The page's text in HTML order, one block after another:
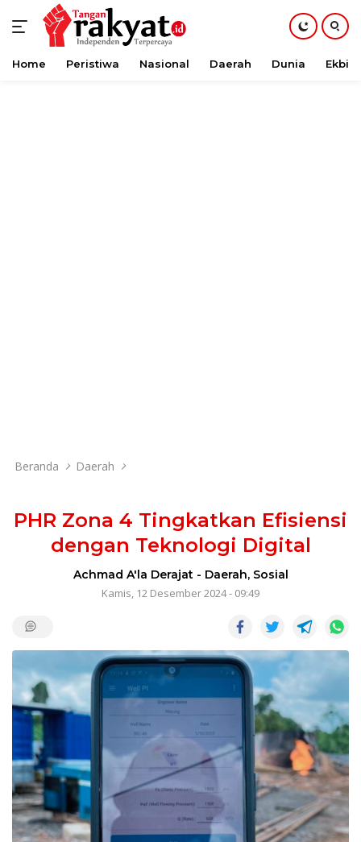
Langsung
Home Peristiwa Nasional Daerah Dunia Ekbis
Beranda Daerah
PHR Zona 4 Tingkatkan Efisiensi
dengan Teknologi Digital
Achmad A'la Derajat- Daerah, Sosial
Kamis, 12 Desember 2024 - 09:49